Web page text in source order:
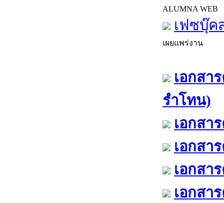
ALUMNA WEB
เฟซบุ๊ค
เผยแพร่งาน
เอกสา
รำโทน)
เอกสา
เอกสา
เอกสา
เอกสา